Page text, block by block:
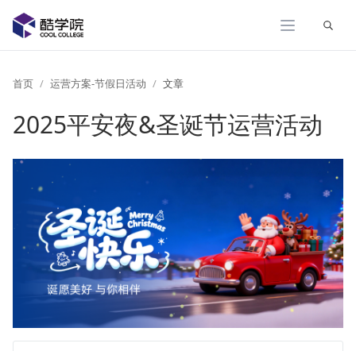
展开
首页 运营方案-节假日活动 文章
2025平安夜&圣诞节运营活动